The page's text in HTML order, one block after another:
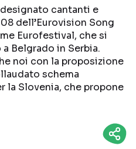
TALENT SHOW
sui social
cantanti e
dell’Eurovision Song
Eurofestival, che si
Belgrado in Serbia.
noi con la proposizione
schema
la Slovenia, che propone